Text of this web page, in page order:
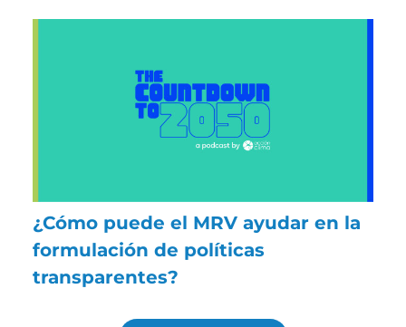
¿Cómo puede el MRV ayudar en la
formulación de políticas
transparentes?